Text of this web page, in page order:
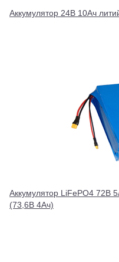
Аккумулятор 24В 10Ач
Аккумулятор LiFePO4 72В
(73,6В 4Ач)